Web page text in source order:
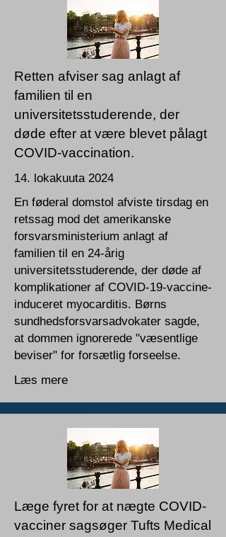
Retten afviser sag anlagt af
familien til en
universitetsstuderende, der
døde efter at være blevet pålagt
COVID-vaccination.
14. lokakuuta 2024
En føderal domstol afviste tirsdag en
retssag mod det amerikanske
forsvarsministerium anlagt af
familien til en 24-årig
universitetsstuderende, der døde af
komplikationer af COVID-19-vaccine-
induceret myocarditis. Børns
sundhedsforsvarsadvokater sagde,
at dommen ignorerede "væsentlige
beviser" for forsætlig forseelse.
Læs mere
Læge fyret for at nægte COVID-
vacciner sagsøger Tufts Medical